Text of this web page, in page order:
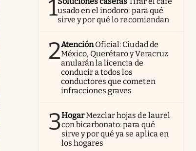
1usado en el inodoro: para qué
sirve y por qué lo recomiendan
2AtenciónOficial: Ciudad de
México, Querétaro y Veracruz
anularán la licencia de
conducir a todos los
conductores que cometen
infracciones graves
3HogarMezclar hojas de laurel
con bicarbonato: para qué
sirve y por qué ya se aplica en
los hogares